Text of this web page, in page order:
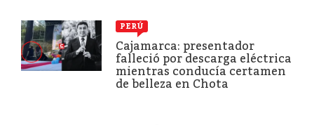
PERÚ
Cajamarca: presentador
falleció por descarga eléctrica
mientras conducía certamen
de belleza en Chota